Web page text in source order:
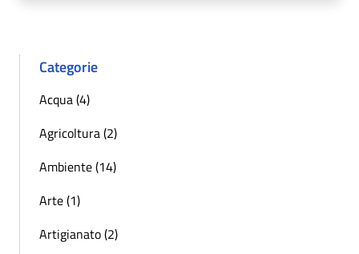
Categorie
Acqua (4)
Agricoltura (2)
Ambiente (14)
Arte (1)
Artigianato (2)